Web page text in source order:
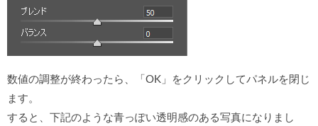
数値の調整が終わったら、「OK」をクリックしてパネルを閉じ
ます。
すると、下記のような青っぽい透明感のある写真になりまし